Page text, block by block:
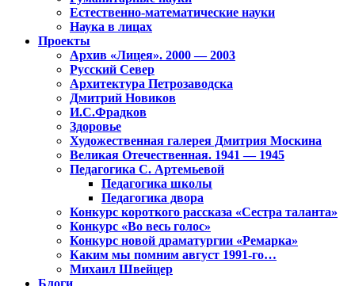
Естественно-математические науки
Наука в лицах
Проекты
Архив «Лицея». 2000 — 2003
Русский Север
Архитектура Петрозаводска
Дмитрий Новиков
И.С.Фрадков
Здоровье
Художественная галерея Дмитрия Москина
Великая Отечественная. 1941 — 1945
Педагогика С. Артемьевой
Педагогика школы
Педагогика двора
Конкурс короткого рассказа «Сестра таланта»
Конкурс «Во весь голос»
Конкурс новой драматургии «Ремарка»
Каким мы помним август 1991-го…
Михаил Швейцер